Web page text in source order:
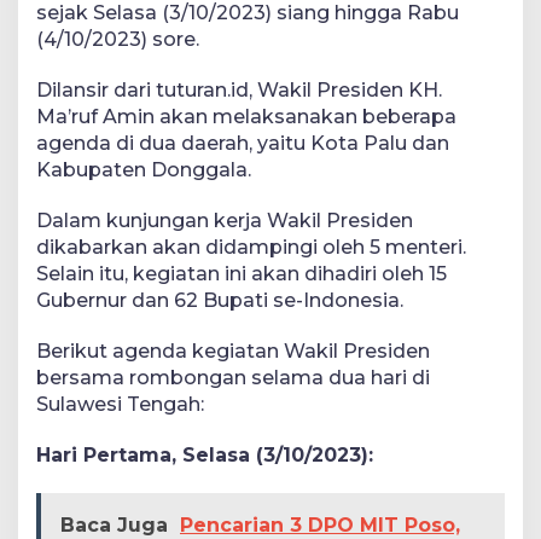
sejak Selasa (3/10/2023) siang hingga Rabu
(4/10/2023) sore.
Dilansir dari tuturan.id, Wakil Presiden KH.
Ma’ruf Amin akan melaksanakan beberapa
agenda di dua daerah, yaitu Kota Palu dan
Kabupaten Donggala.
Dalam kunjungan kerja Wakil Presiden
dikabarkan akan didampingi oleh 5 menteri.
Selain itu, kegiatan ini akan dihadiri oleh 15
Gubernur dan 62 Bupati se-Indonesia.
Berikut agenda kegiatan Wakil Presiden
bersama rombongan selama dua hari di
Sulawesi Tengah:
Hari Pertama, Selasa (3/10/2023):
Baca Juga
Pencarian 3 DPO MIT Poso,